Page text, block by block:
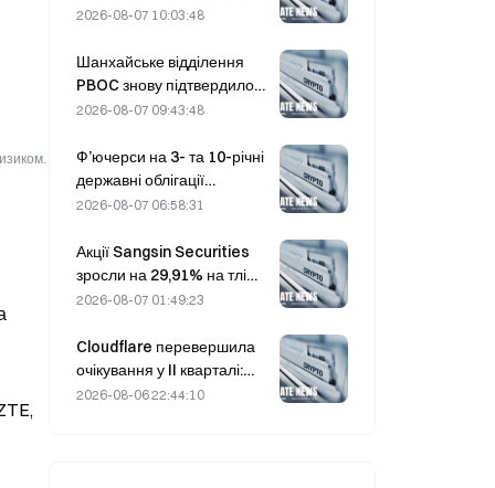
дохідність довгострокових
серпня зріс на 2,00 б.п. —
2026-08-07 10:03:48
Шанхайське відділення
PBOC знову підтвердило
жорстку політику щодо
конференції 4 серпня.
2026-08-07 09:43:48
Ф’ючерси на 3- та 10-річні
державні облігації
Південної Кореї
напередодні аукціону,
запланованого на
наступний тиждень.
2026-08-07 06:58:31
Акції Sangsin Securities
зросли на 29,91% на тлі
спекуляцій щодо
Bank
2026-08-07 01:49:23
Cloudflare перевершила
очікування у II кварталі:
виручка зросла на 36% у
2026-08-06 22:44:10